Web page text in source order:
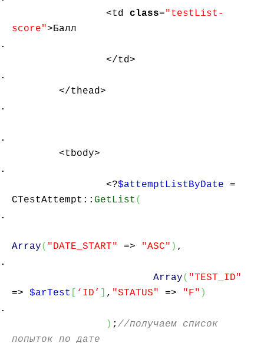
<td class="testList-
score">Балл
</td>
</thead>
<tbody>
<?$attemptListByDate =
CTestAttempt:: GetList (
Array( "DATE_START" => "ASC" ) ,
Array( "TEST_ID"
=> $arTest ‘ID’ , "STATUS" => "F" )
) ; //получаем список
попыток по дате